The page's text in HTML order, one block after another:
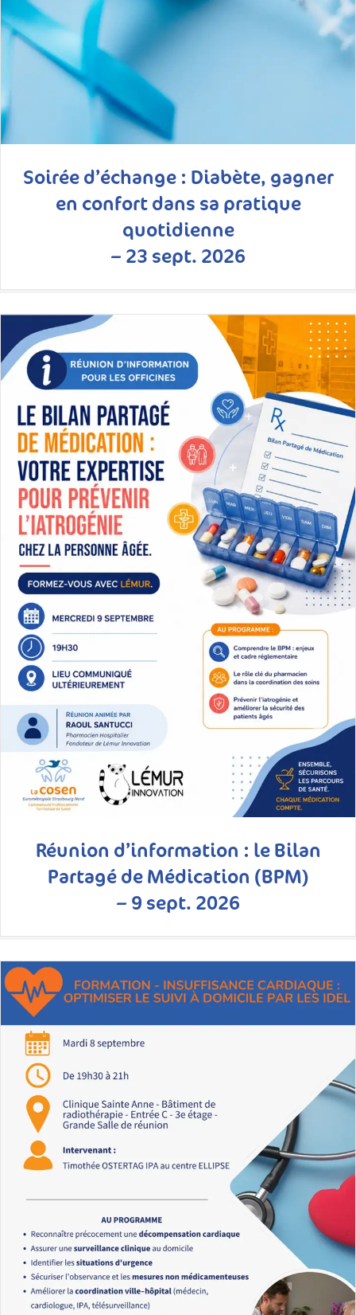
Soirée d’échange : Diabète, gagner
en confort dans sa pratique
quotidienne
– 23 sept. 2026
Réunion d’information : le Bilan
Partagé de Médication (BPM)
– 9 sept. 2026